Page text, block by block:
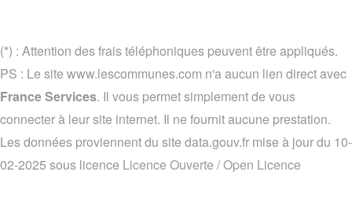
(*) : Attention des frais téléphoniques peuvent être appliqués.
PS : Le site www.lescommunes.com n'a aucun lien direct avec
France Services. Il vous permet simplement de vous
connecter à leur site internet. Il ne fournit aucune prestation.
Les données proviennent du site data.gouv.fr mise à jour du 10-
02-2025 sous licence Licence Ouverte / Open Licence